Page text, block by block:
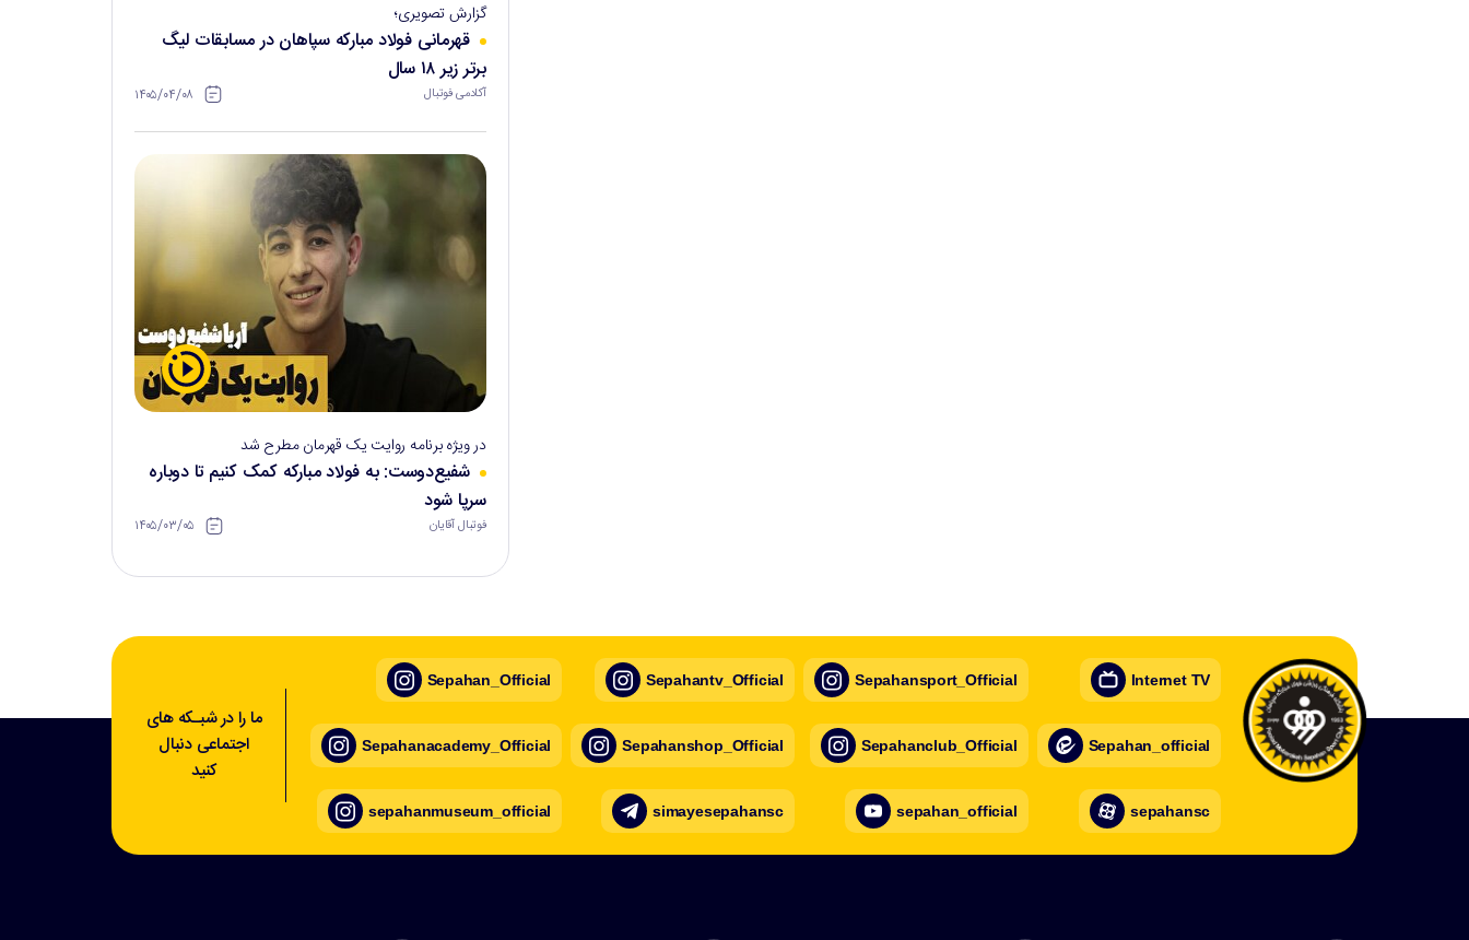
گزارش تصویری؛
قهرمانی فولاد مبارکه سپاهان در مسابقات لیگ
برتر زیر ۱۸ سال
آکادمی فوتبال ۱۴۰۵/۰۴/۰۸
در ویژه برنامه روایت یک قهرمان مطرح شد
شفیع‌دوست: به فولاد مبارکه کمک کنیم تا دوباره
سرپا شود
فوتبال آقایان ۱۴۰۵/۰۳/۰۵
ما را در شبـکه های
اجتماعی دنبال
کنید
Sepahan_Official
Sepahanacademy_Official
sepahanmuseum_official
Sepahantv_Official
Sepahanshop_Official
simayesepahansc
Sepahansport_Official
Sepahanclub_Official
sepahan_official
Internet TV
Sepahan_official
sepahansc